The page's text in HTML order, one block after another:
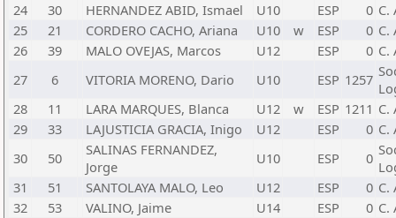
24
30 HERNANDEZ ABID, Ismael U10 ESP 0 C.
25
21 CORDERO CACHO, Ariana U10 w ESP 0 C.
26
39 MALO OVEJAS, Marcos U12 ESP 0 C.
27
6 VITORIA MORENO, Dario U10 ESP 1257
28
11 LARA MARQUES, Blanca U12 w ESP 1211 C.
29
33 LAJUSTICIA GRACIA, Inigo U12 ESP 0 C.
30
50
SALINAS FERNANDEZ,
Jorge
U10 ESP 0
31
51 SANTOLAYA MALO, Leo U12 ESP 0 C.
32
53 VALINO, Jaime U14 ESP 0 C.